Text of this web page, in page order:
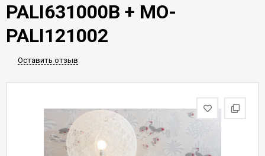
PALI631000B + MO-
PALI121002
Оставить отзыв